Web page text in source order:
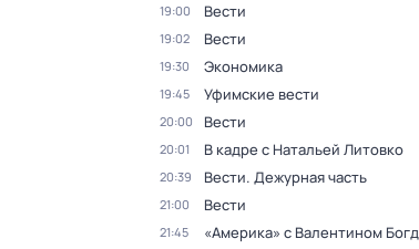
19:00 Вести
19:02 Вести
19:30 Экономика
19:45 Уфимские вести
20:00 Вести
20:01 В кадре с Натальей Литовко
20:39 Вести. Дежурная часть
21:00 Вести
21:45 «Америка» с Валентином